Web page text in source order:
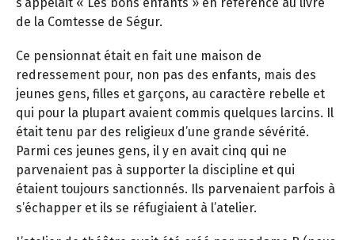
de la Comtesse de Ségur.
Ce pensionnat était en fait une maison de
redressement pour, non pas des enfants, mais des
jeunes gens, filles et garçons, au caractère rebelle et
qui pour la plupart avaient commis quelques larcins. Il
était tenu par des religieux d’une grande sévérité.
Parmi ces jeunes gens, il y en avait cinq qui ne
parvenaient pas à supporter la discipline et qui
étaient toujours sanctionnés. Ils parvenaient parfois à
s’échapper et ils se réfugiaient à l’atelier.